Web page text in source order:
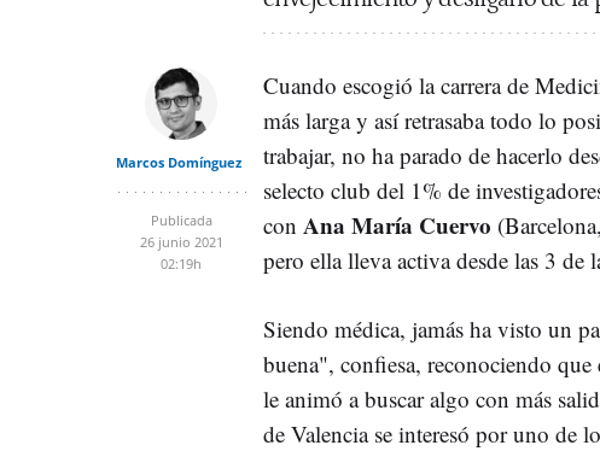
Marcos Domínguez
Publicada
26 junio 2021
02:19h
Cuando escogió la carrera de
más larga y así retrasaba todo lo
trabajar, no ha parado de hacerlo
selecto club del 1% de
con Ana María Cuervo
pero ella lleva activa desde las 3 de
Siendo médica, jamás ha visto un
buena", confiesa, reconociendo
le animó a buscar algo con más
de Valencia se interesó por uno de